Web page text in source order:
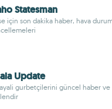
Statesman
için son dakika haber, hava
Update
gurbetçilerini güncel haber